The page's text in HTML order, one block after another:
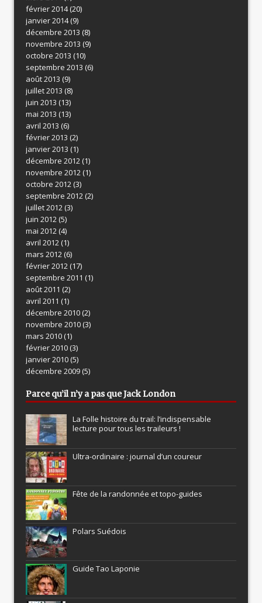
février 2014(20)
janvier 2014(9)
décembre 2013 (8)
novembre 2013 (9)
octobre 2013 (10)
septembre 2013 (6)
août 2013 (9)
juillet 2013 (8)
juin 2013 (13)
mai 2013 (13)
avril 2013 (6)
février 2013 (2)
janvier 2013 (1)
décembre 2012(1)
novembre 2012(1)
octobre 2012(3)
septembre 2012(2)
juillet 2012(3)
juin 2012(5)
mai 2012(4)
avril 2012(1)
mars 2012(6)
février 2012(17)
septembre 2011 (1)
août 2011 (2)
avril 2011 (1)
décembre 2010(2)
novembre 2010(3)
mars 2010(1)
février 2010(3)
janvier 2010(5)
décembre 2009(5)
Parce qu’il n’y a pas que Jack London
La Folle histoire du trail: l’indispensable
lecture pour tous les traileurs !
Ultra-ordinaire : journal d’un coureur
Fête de la randonnée et topo-guides
Polars Suédois
Guide Tao Laponie